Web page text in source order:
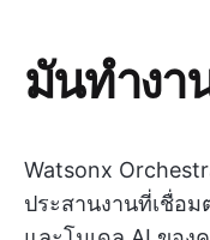
มันทำงา
Watsonx
ประสานงานที่เชื่อ